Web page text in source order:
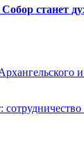
станет